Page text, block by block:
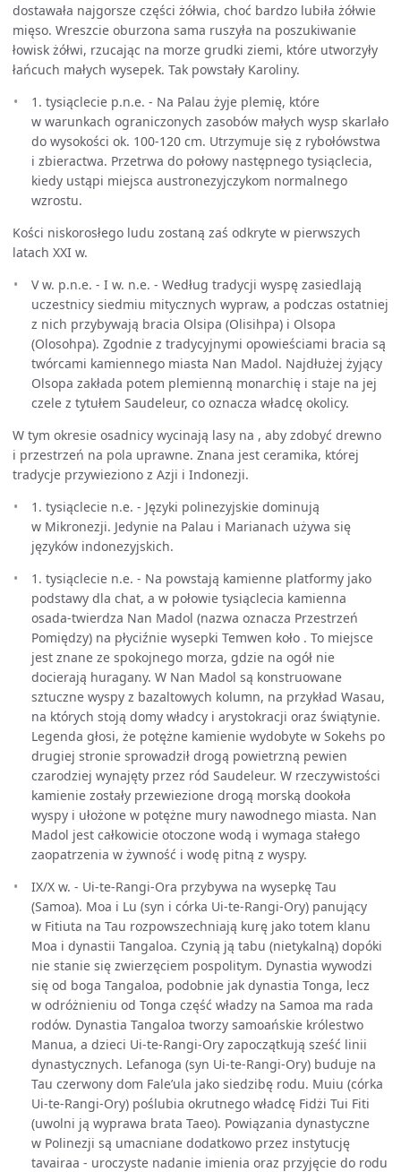
dostawała najgorsze części żółwia, choć bardzo lubiła żółwie
mięso. Wreszcie oburzona sama ruszyła na poszukiwanie
łowisk żółwi, rzucając na morze grudki ziemi, które utworzyły
łańcuch małych wysepek. Tak powstały Karoliny.
1. tysiąclecie p.n.e. - Na Palau żyje plemię, które
w warunkach ograniczonych zasobów małych wysp skarlało
do wysokości ok. 100-120 cm. Utrzymuje się z rybołówstwa
i zbieractwa. Przetrwa do połowy następnego tysiąclecia,
kiedy ustąpi miejsca austronezyjczykom normalnego
wzrostu.
Kości niskorosłego ludu zostaną zaś odkryte w pierwszych
latach XXI w.
V w. p.n.e. - I w. n.e. - Według tradycji wyspę zasiedlają
uczestnicy siedmiu mitycznych wypraw, a podczas ostatniej
z nich przybywają bracia Olsipa (Olisihpa) i Olsopa
(Olosohpa). Zgodnie z tradycyjnymi opowieściami bracia są
twórcami kamiennego miasta Nan Madol. Najdłużej żyjący
Olsopa zakłada potem plemienną monarchię i staje na jej
czele z tytułem Saudeleur, co oznacza władcę okolicy.
W tym okresie osadnicy wycinają lasy na , aby zdobyć drewno
i przestrzeń na pola uprawne. Znana jest ceramika, której
tradycje przywieziono z Azji i Indonezji.
1. tysiąclecie n.e. - Języki polinezyjskie dominują
w Mikronezji. Jedynie na Palau i Marianach używa się
języków indonezyjskich.
1. tysiąclecie n.e. - Na powstają kamienne platformy jako
podstawy dla chat, a w połowie tysiąclecia kamienna
osada-twierdza Nan Madol (nazwa oznacza Przestrzeń
Pomiędzy) na płyciźnie wysepki Temwen koło . To miejsce
jest znane ze spokojnego morza, gdzie na ogół nie
docierają huragany. W Nan Madol są konstruowane
sztuczne wyspy z bazaltowych kolumn, na przykład Wasau,
na których stoją domy władcy i arystokracji oraz świątynie.
Legenda głosi, że potężne kamienie wydobyte w Sokehs po
drugiej stronie sprowadził drogą powietrzną pewien
czarodziej wynajęty przez ród Saudeleur. W rzeczywistości
kamienie zostały przewiezione drogą morską dookoła
wyspy i ułożone w potężne mury nawodnego miasta. Nan
Madol jest całkowicie otoczone wodą i wymaga stałego
zaopatrzenia w żywność i wodę pitną z wyspy.
IX/X w. - Ui-te-Rangi-Ora przybywa na wysepkę Tau
(Samoa). Moa i Lu (syn i córka Ui-te-Rangi-Ory) panujący
w Fitiuta na Tau rozpowszechniają kurę jako totem klanu
Moa i dynastii Tangaloa. Czynią ją tabu (nietykalną) dopóki
nie stanie się zwierzęciem pospolitym. Dynastia wywodzi
się od boga Tangaloa, podobnie jak dynastia Tonga, lecz
w odróżnieniu od Tonga część władzy na Samoa ma rada
rodów. Dynastia Tangaloa tworzy samoańskie królestwo
Manua, a dzieci Ui-te-Rangi-Ory zapoczątkują sześć linii
dynastycznych. Lefanoga (syn Ui-te-Rangi-Ory) buduje na
Tau czerwony dom Fale’ula jako siedzibę rodu. Muiu (córka
Ui-te-Rangi-Ory) poślubia okrutnego władcę Fidżi Tui Fiti
(uwolni ją wyprawa brata Taeo). Powiązania dynastyczne
w Polinezji są umacniane dodatkowo przez instytucję
tavairaa - uroczyste nadanie imienia oraz przyjęcie do rodu